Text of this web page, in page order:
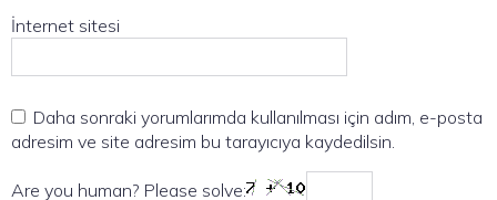
İnternet sitesi
Daha sonraki yorumlarımda kullanılması için adım, e-posta
adresim ve site adresim bu tarayıcıya kaydedilsin.
Are you human? Please solve: